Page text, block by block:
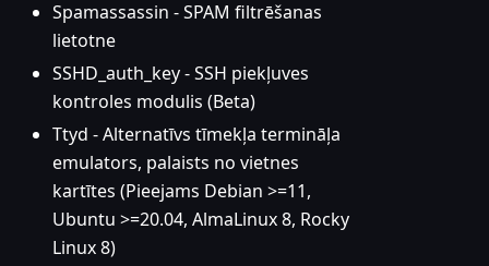
Spamassassin - SPAM filtrēšanas
lietotne
SSHD_auth_key - SSH piekļuves
kontroles modulis (Beta)
Ttyd - Alternatīvs tīmekļa termināļa
emulators, palaists no vietnes
kartītes (Pieejams Debian >=11,
Ubuntu >=20.04, AlmaLinux 8, Rocky
Linux 8)